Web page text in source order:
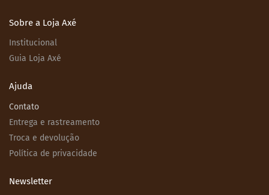
Sobre a Loja Axé
Institucional
Guia Loja Axé
Ajuda
Contato
Entrega e rastreamento
Troca e devolução
Política de privacidade
Newsletter